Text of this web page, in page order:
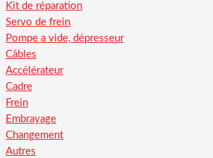
Kit de réparation
Servo de frein
Pompe a vide, dépresseur
Câbles
Accélérateur
Cadre
Frein
Embrayage
Changement
Autres